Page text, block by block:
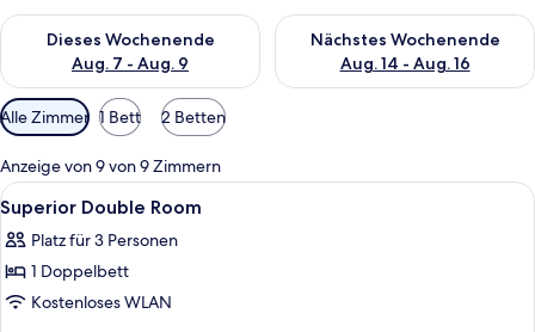
Dieses Wochenende
Aug. 7 - Aug. 9
Überprüfe die Verfügbarkeit für dieses Wochenende, Aug. 7
Nächstes Wochenende
Aug. 14 - Aug. 16
Überprüfe die Verfügbarkeit
Verfügbare
Filter
für
Zimmer
Alle Zimmer 1 Bett 2 Betten
Anzeige von 9 von 9 Zimmern
Alle
Fotos
für
Superior
Double
Ein Hotelzimmer mit Bett,
5
Superior Double Room
Platz für 3 Personen
1 Doppelbett
Kostenloses WLAN